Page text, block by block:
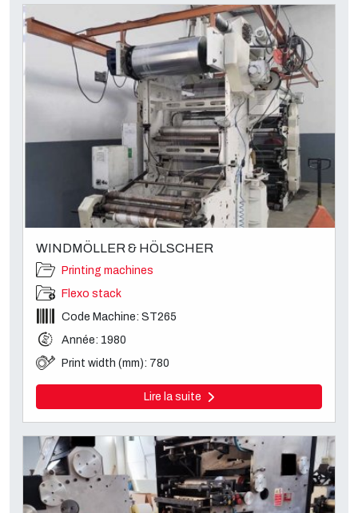
WINDMÖLLER & HÖLSCHER
Printing machines
Flexo stack
Code Machine: ST265
Année: 1980
Print width (mm): 780
Lire la suite